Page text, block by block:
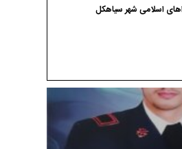
اسلامی شهر سیاهکل